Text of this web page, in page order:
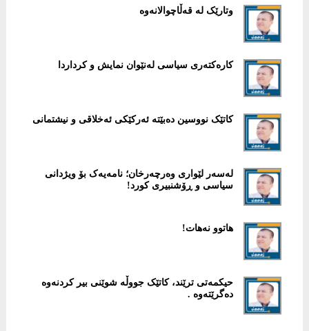
وتارێک لە قەڵاچوالانەوە
کارەکتەری سیاسی لەنێوان نمایش و کرداردا
کاتێک نووسین دەبێتە ئەرکێکی ئەخلاقی و نیشتمانی
لەسەر لێواری وەرچەرخان؛ نامەیەک بۆ ویژدانی
سیاسی و ڕۆشنبیری کورد!
هاتوو نەهات!
حیکمەتی ترێند، کاتێک جووڵە شوێنی بیر کردنەوە
دەگرێتەوە .